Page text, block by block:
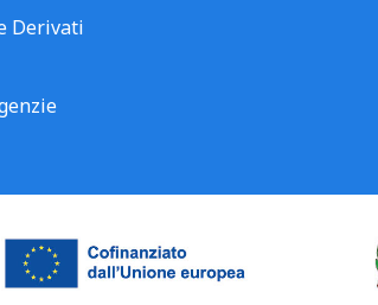
Derivati